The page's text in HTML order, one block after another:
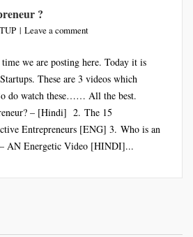
?
Leave a comment
we are posting here. Today it is
These are 3 videos which
do watch these…… All the best.
– [Hindi] 2. The 15
Entrepreneurs [ENG] 3. Who is an
AN Energetic Video [HINDI]...